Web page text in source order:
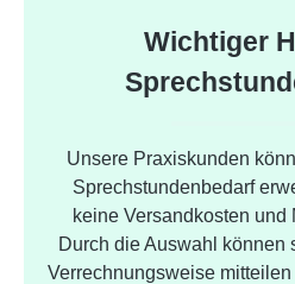
Wichtiger
Unsere Praxiskunden
Sprechstundenbedarf
keine Versandkosten und
Durch die Auswahl können
Verrechnungsweise